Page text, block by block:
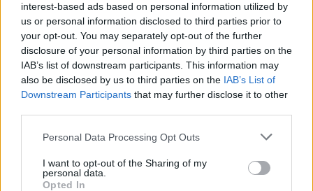
interest-based ads based on personal information utilized by
us or personal information disclosed to third parties prior to
your opt-out. You may separately opt-out of the further
disclosure of your personal information by third parties on the
IAB’s list of downstream participants. This information may
also be disclosed by us to third parties on the IAB’s List of
Downstream Participants that may further disclose it to other
Personal Data Processing Opt Outs
I want to opt-out of the Sharing of my
personal data.
Opted In